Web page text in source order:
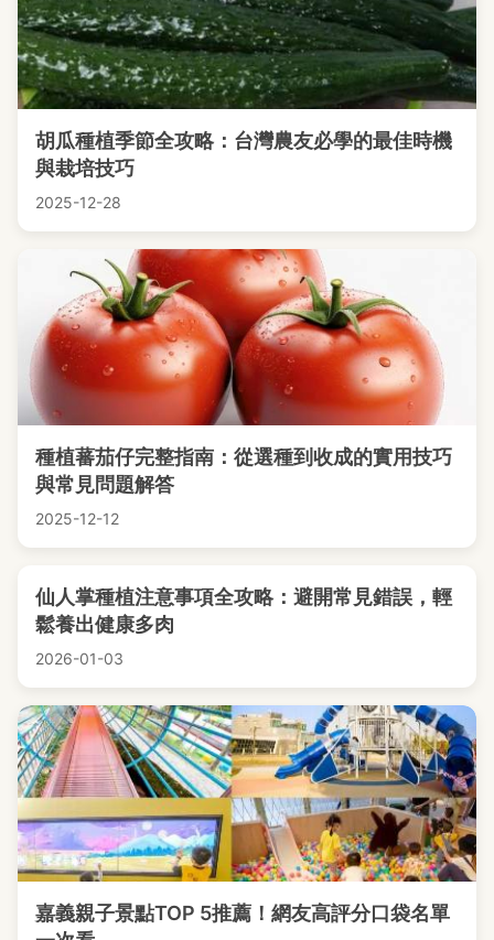
胡瓜種植季節全攻略：台灣農友必學的最佳時機
與栽培技巧
2025-12-28
種植蕃茄仔完整指南：從選種到收成的實用技巧
與常見問題解答
2025-12-12
仙人掌種植注意事項全攻略：避開常見錯誤，輕
鬆養出健康多肉
2026-01-03
嘉義親子景點TOP 5推薦！網友高評分口袋名單